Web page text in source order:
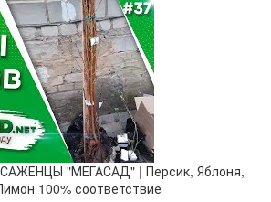
"МЕГАСАД" | Персик, Яблоня,
100% соответствие